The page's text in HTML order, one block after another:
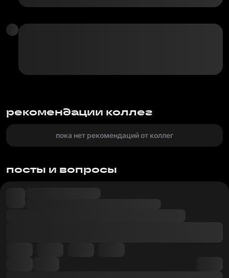
рекомендации коллег
пока нет рекомендаций от коллег
посты и вопросы